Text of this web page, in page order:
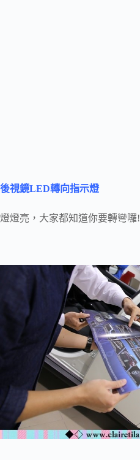
後視鏡LED轉向指示燈
燈燈亮，大家都知道你要轉彎囉!